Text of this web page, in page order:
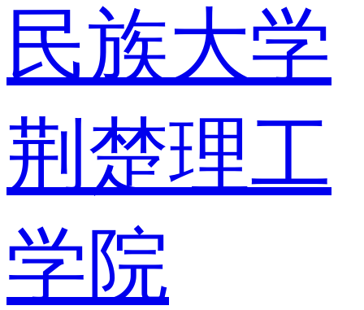
民族大学
荆楚理工
学院